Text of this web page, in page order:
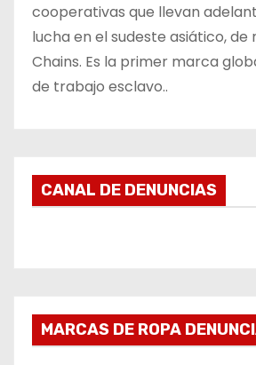
cooperativas que llevan
lucha en el sudeste asiático, de
Chains. Es la primer marca
de trabajo esclavo..
CANAL DE DENUNCIAS
MARCAS DE ROPA